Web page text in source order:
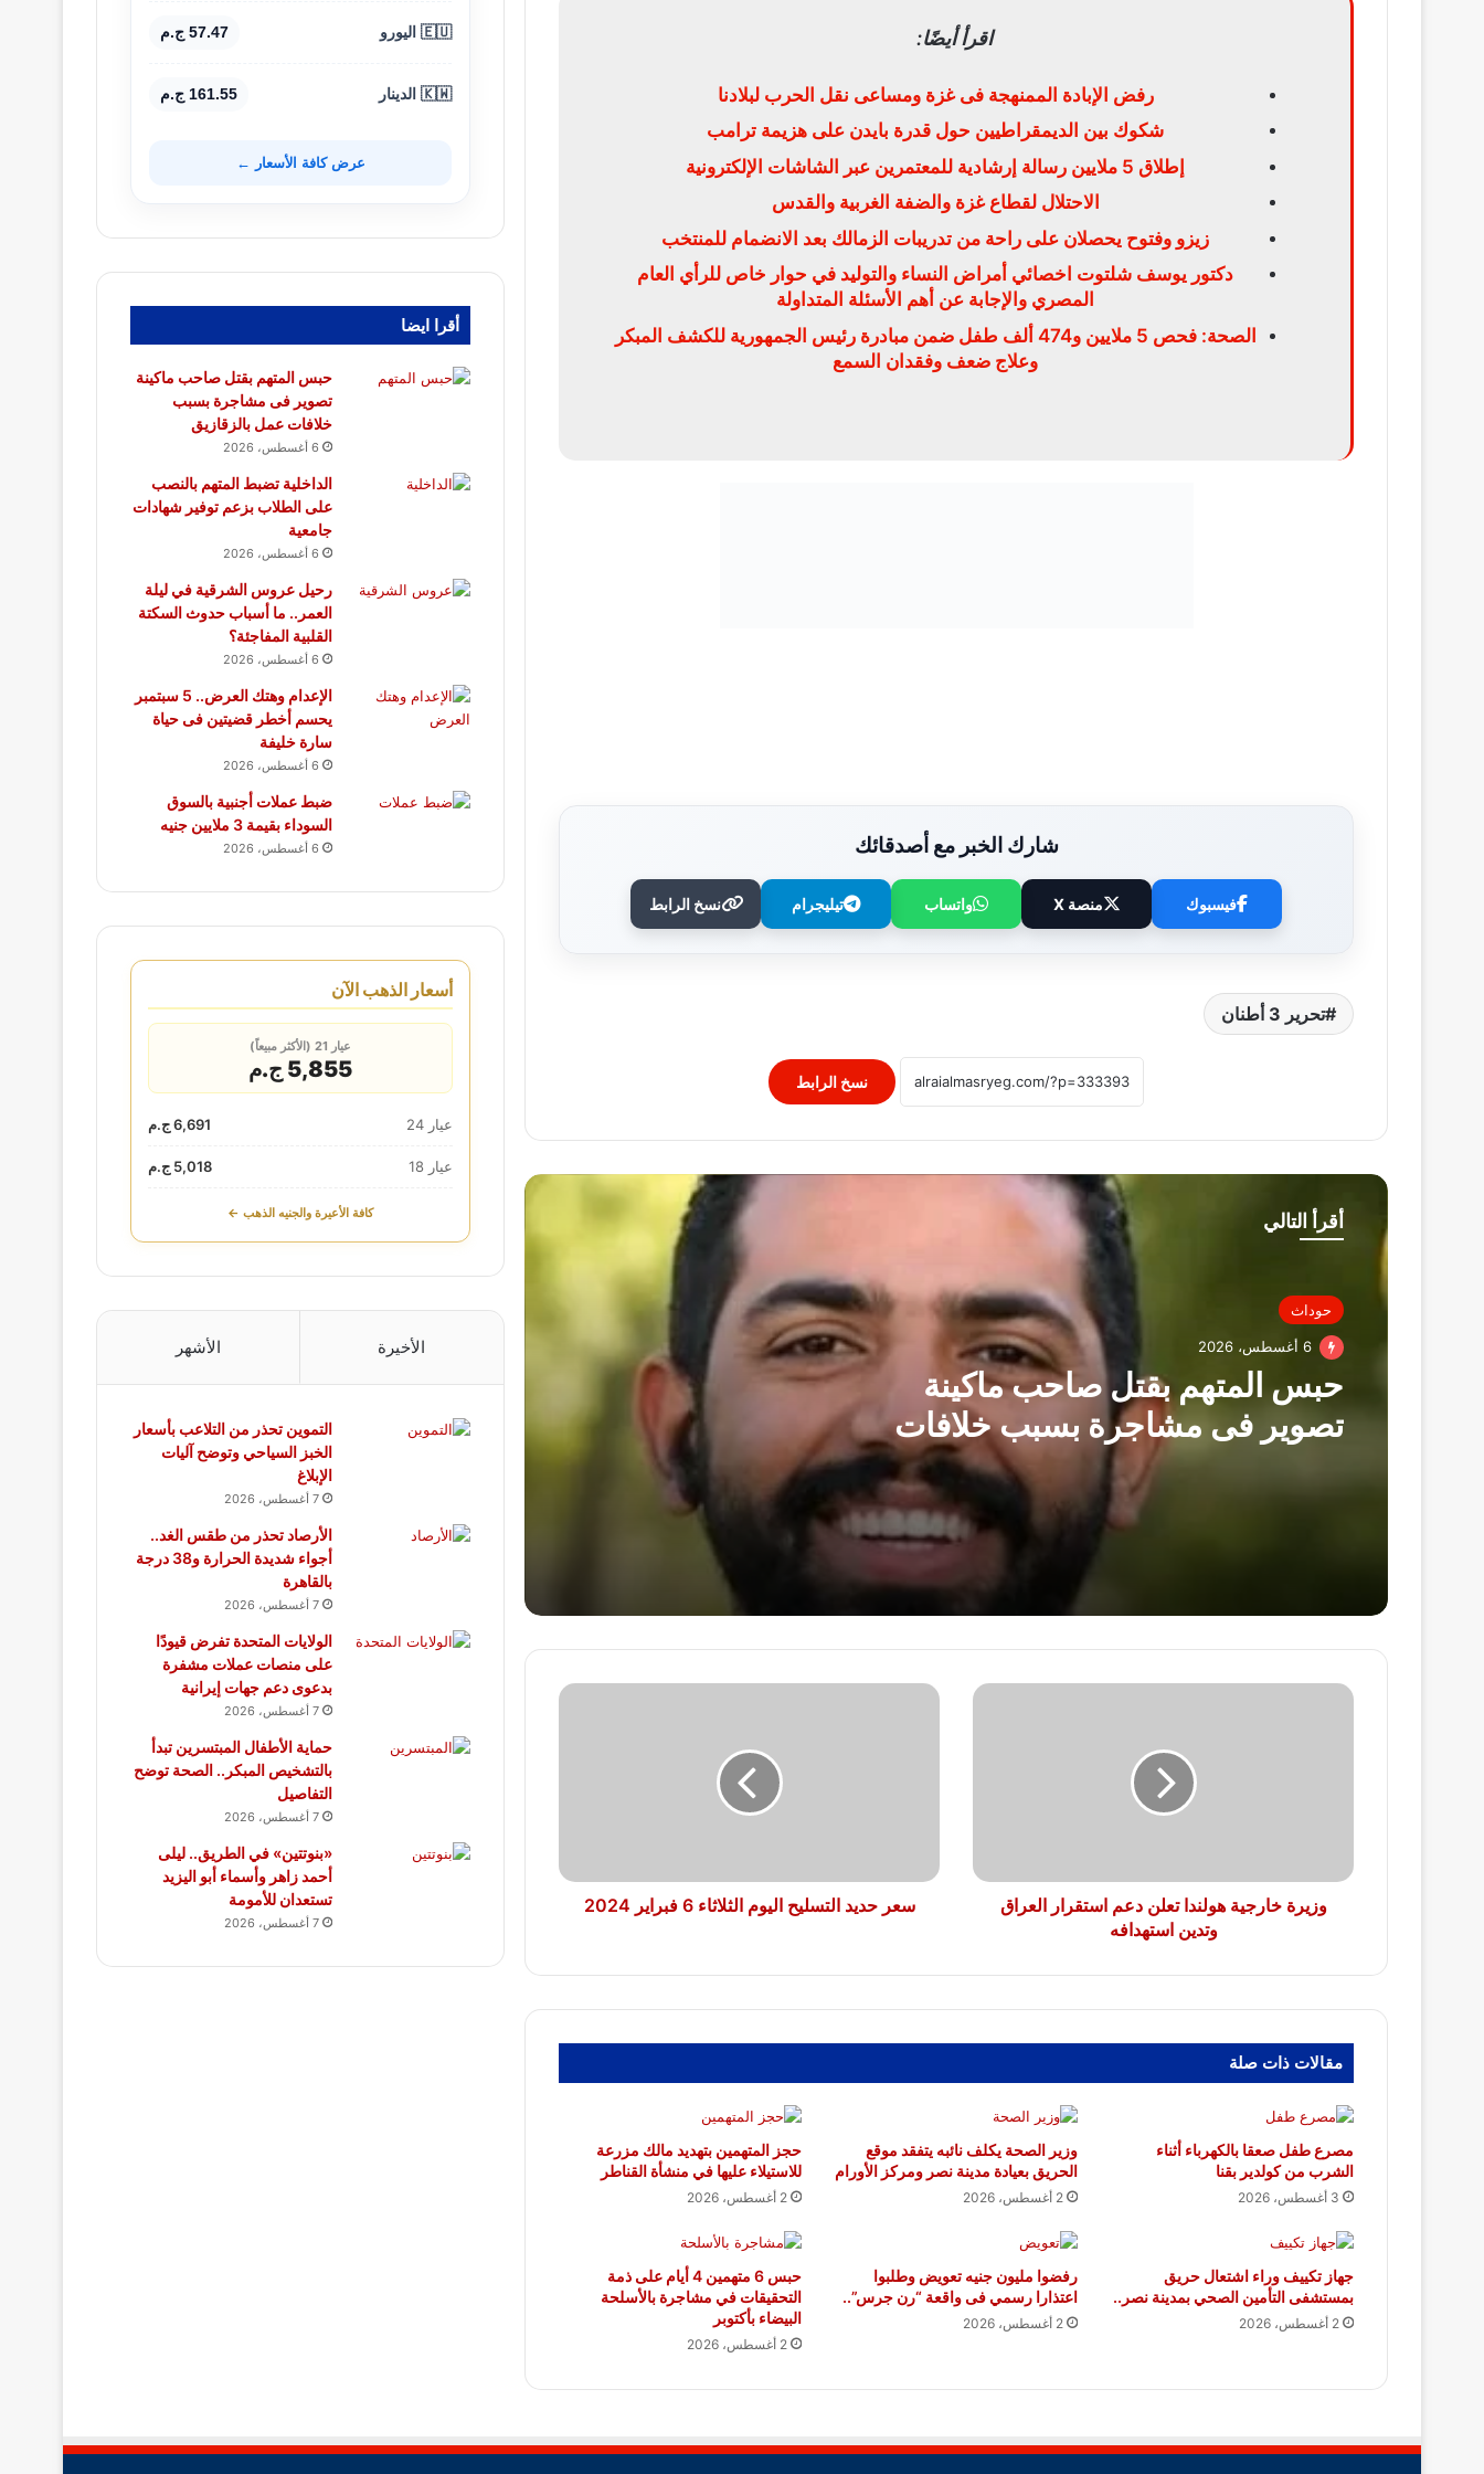
اقرأ أيضًا:
رفض الإبادة الممنهجة فى غزة ومساعى نقل الحرب لبلادنا
شكوك بين الديمقراطيين حول قدرة بايدن على هزيمة ترامب
إطلاق 5 ملايين رسالة إرشادية للمعتمرين عبر الشاشات الإلكترونية
الاحتلال لقطاع غزة والضفة الغربية والقدس
زيزو وفتوح يحصلان على راحة من تدريبات الزمالك بعد الانضمام للمنتخب
دكتور يوسف شلتوت اخصائي أمراض النساء والتوليد في حوار خاص للرأي العام
المصري والإجابة عن أهم الأسئلة المتداولة
الصحة: فحص 5 ملايين و474 ألف طفل ضمن مبادرة رئيس الجمهورية للكشف المبكر
وعلاج ضعف وفقدان السمع
شارك الخبر مع أصدقائك
فيسبوك منصة X واتساب تيليجرام نسخ الرابط
تحرير 3 أطنان
نسخ الرابط
أقرأ التالي
حوداث
6 أغسطس، 2026
حبس المتهم بقتل صاحب ماكينة
تصوير فى مشاجرة بسبب خلافات
عمل بالزقازيق
الإعدام وهتك العرض.. 5 سبتمبر يحسم
أخطر قضيتين فى حياة سارة خليفة
ملايين جنيه
نجاح قضائى يرسخ مبدأ حماية الأطفال داخل
المؤسسات التعليمية.. عن “برلماني”
انتشال جثة غريق مجهول الهوية من نهر
النيل بمركز المراغة فى سوهاج
تفاصيل إحالة منتحل صفة قاضٍ للمحاكمة
ضبط قاتل جاره بسبب خلافات الجيرة
وزيرة
استهدافه
وزيرة خارجية هولندا تعلن دعم استقرار العراق
وتدين استهدافه
سعر
سعر حديد التسليح اليوم الثلاثاء 6 فبراير 2024
مقالات ذات صلة
مصرع طفل صعقا بالكهرباء أثناء
الشرب من كولدير بقنا
3 أغسطس، 2026
وزير الصحة يكلف نائبه يتفقد موقع
الحريق بعيادة مدينة نصر ومركز الأورام
2 أغسطس، 2026
حجز المتهمين بتهديد مالك مزرعة
للاستيلاء عليها في منشأة القناطر
2 أغسطس، 2026
جهاز تكييف وراء اشتعال حريق
بمستشفى التأمين الصحي بمدينة نصر..
2 أغسطس، 2026
رفضوا مليون جنيه تعويض وطلبوا
اعتذارا رسمي فى واقعة “رن جرس”..
2 أغسطس، 2026
حبس 6 متهمين 4 أيام على ذمة
التحقيقات في مشاجرة بالأسلحة
البيضاء بأكتوبر
2 أغسطس، 2026
🇪🇺 اليورو 57.47 ج.م
🇰🇼 الدينار 161.55 ج.م
عرض كافة الأسعار ←
أقرا ايضا
حبس المتهم بقتل صاحب ماكينة
تصوير فى مشاجرة بسبب
خلافات عمل بالزقازيق
6 أغسطس، 2026
الداخلية تضبط المتهم بالنصب
على الطلاب بزعم توفير شهادات
جامعية
6 أغسطس، 2026
رحيل عروس الشرقية في ليلة
العمر.. ما أسباب حدوث السكتة
القلبية المفاجئة؟
6 أغسطس، 2026
الإعدام وهتك العرض.. 5 سبتمبر
يحسم أخطر قضيتين فى حياة
سارة خليفة
6 أغسطس، 2026
ضبط عملات أجنبية بالسوق
السوداء بقيمة 3 ملايين جنيه
6 أغسطس، 2026
أسعار الذهب الآن
عيار 21 (الأكثر مبيعاً)
5,855 ج.م
عيار 24 6,691 ج.م
عيار 18 5,018 ج.م
كافة الأعيرة والجنيه الذهب ←
الأخيرة الأشهر
التموين تحذر من التلاعب بأسعار
الخبز السياحي وتوضح آليات
الإبلاغ
7 أغسطس، 2026
الأرصاد تحذر من طقس الغد..
أجواء شديدة الحرارة و38 درجة
بالقاهرة
7 أغسطس، 2026
الولايات المتحدة تفرض قيودًا
على منصات عملات مشفرة
بدعوى دعم جهات إيرانية
7 أغسطس، 2026
حماية الأطفال المبتسرين تبدأ
بالتشخيص المبكر.. الصحة توضح
التفاصيل
7 أغسطس، 2026
«بنوتتين» في الطريق.. ليلى
أحمد زاهر وأسماء أبو اليزيد
تستعدان للأمومة
7 أغسطس، 2026